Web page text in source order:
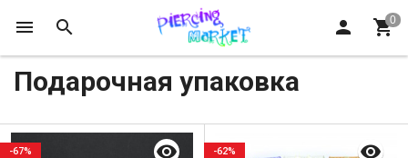
Подарочная упаковка
-67% -62%